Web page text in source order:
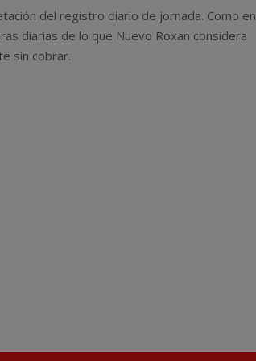
del registro diario de jornada. Como en
diarias de lo que Nuevo Roxan considera
sin cobrar.